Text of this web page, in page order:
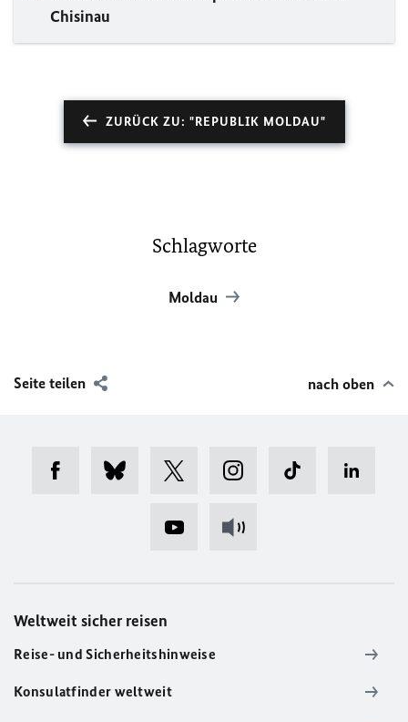
Chisinau
ZURÜCK ZU: "REPUBLIK MOLDAU"
Schlagworte
Moldau
Seite teilen nach oben
Weltweit sicher reisen
Reise- und Sicherheitshinweise
Konsulatfinder weltweit